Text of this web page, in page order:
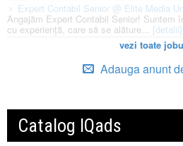
Expert Contabil Senior @ Elite Media
Angajăm Expert Contabil Senior! Suntem
cu experiență, care să se alăture... [detalii]
vezi toate
Adauga anunt
Catalog IQads